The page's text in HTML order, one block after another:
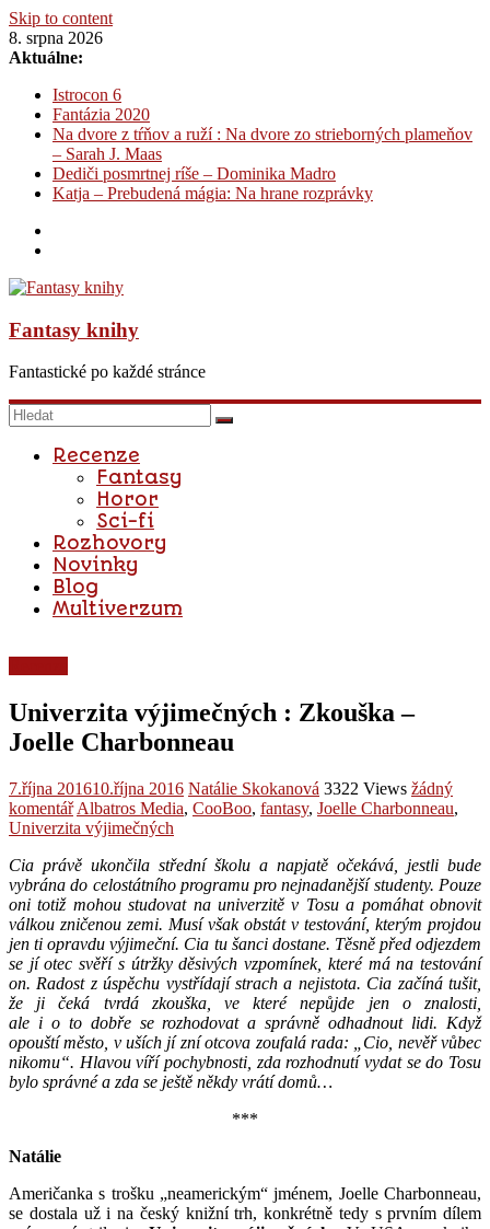
Skip to content
8. srpna 2026
Aktuálne:
Istrocon 6
Fantázia 2020
Na dvore z tŕňov a ruží : Na dvore zo strieborných plameňov
– Sarah J. Maas
Dediči posmrtnej ríše – Dominika Madro
Katja – Prebudená mágia: Na hrane rozprávky
Fantasy knihy
Fantastické po každé stránce
Recenze
Fantasy
Horor
Sci-fi
Rozhovory
Novinky
Blog
Multiverzum
Univerzita výjimečných : Zkouška –
Joelle Charbonneau
7.října 201610.října 2016 Natálie Skokanová 3322 Views žádný
komentář Albatros Media, CooBoo, fantasy, Joelle Charbonneau,
Univerzita výjimečných
Cia právě ukončila střední školu a napjatě očekává, jestli bude
vybrána do celostátního programu pro nejnadanější studenty. Pouze
oni totiž mohou studovat na univerzitě v Tosu a pomáhat obnovit
válkou zničenou zemi. Musí však obstát v testování, kterým projdou
jen ti opravdu výjimeční. Cia tu šanci dostane. Těsně před odjezdem
se jí otec svěří s útržky děsivých vzpomínek, které má na testování
on. Radost z úspěchu vystřídají strach a nejistota. Cia začíná tušit,
že ji čeká tvrdá zkouška, ve které nepůjde jen o znalosti,
ale i o to dobře se rozhodovat a správně odhadnout lidi. Když
opouští město, v uších jí zní otcova zoufalá rada: „Cio, nevěř vůbec
nikomu“. Hlavou víří pochybnosti, zda rozhodnutí vydat se do Tosu
bylo správné a zda se ještě někdy vrátí domů…
***
Natálie
Američanka s trošku „neamerickým“ jménem, Joelle Charbonneau,
se dostala už i na český knižní trh, konkrétně tedy s prvním dílem